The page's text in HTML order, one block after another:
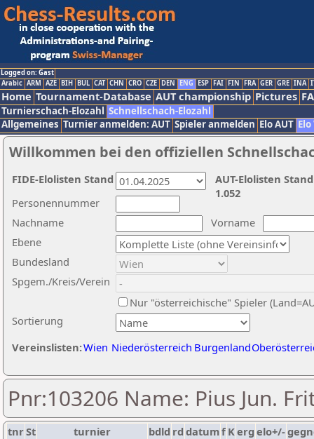
Logged on: Gast
Arabic ARM AZE BIH BUL CAT CHN CRO CZE DEN ENG ESP FAI FIN FRA GER GRE INA
Home Tournament-Database AUT championship Pictures
Turnierschach-Elozahl Schnellschach-Elozahl
Allgemeines Turnier anmelden: AUT Spieler anmelden Elo AUT
Willkommen bei den offiziellen
Nachname
Vorname
Ebene
Sortierung
Personennummer
Bundesland
Spgem./Kreis/Verein
Nur "österreichische" Spieler
Vereinslisten:Wien Niederösterreich Burgenland
AUT-Elolisten
1.052
FIDE-Elolisten Stand
Pnr:103206 Name: Pius Jun.
tnrSt turnier bdld rd datumf Kerg elo+/-